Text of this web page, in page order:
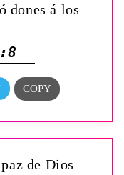
dones á los
de Dios